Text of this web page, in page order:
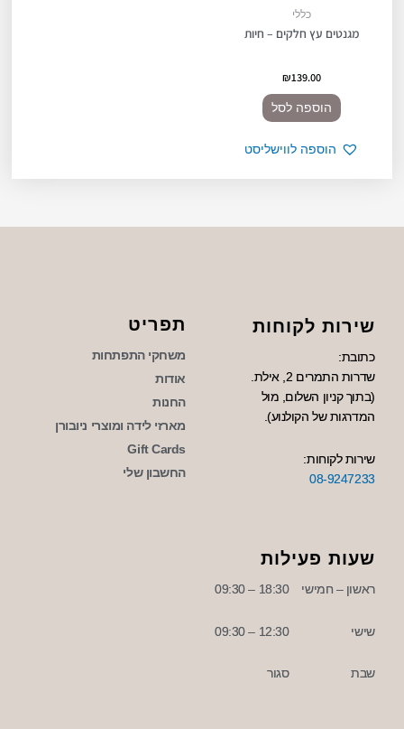
כללי
מגנטים עץ חלקים – חיות
₪139.00
הוספה לסל
הוספה לווישליסט
שירות לקוחות
כתובת:
שדרות התמרים 2, אילת.
(בתוך קניון השלום, מול
המדרגות של הקולנוע).
שירות לקוחות:
08-9247233
תפריט
משחקי התפתחות
אודות
החנות
מארזי לידה ומוצרי ניובורן
Gift Cards
החשבון שלי
שעות פעילות
ראשון – חמישי
שישי
שבת
18:30 – 09:30
12:30 – 09:30
סגור